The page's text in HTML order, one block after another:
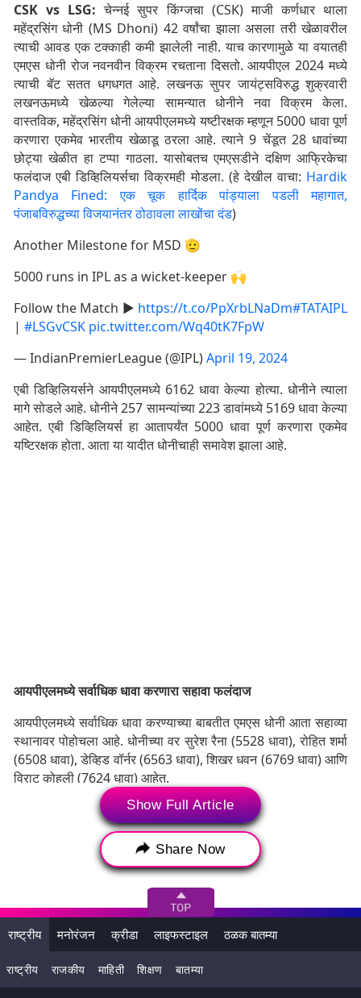
CSK vs LSG: चेन्नई सुपर किंग्जचा (CSK) माजी कर्णधार थाला
महेंद्रसिंग धोनी (MS Dhoni) 42 वर्षांचा झाला असला तरी खेळावरील
त्याची आवड एक टक्काही कमी झालेली नाही. याच कारणामुळे या वयातही
एमएस धोनी रोज नवनवीन विक्रम रचताना दिसतो. आयपीएल 2024 मध्ये
त्याची बॅट सतत धगधगत आहे. लखनऊ सुपर जायंट्सविरुद्ध शुक्रवारी
लखनऊमध्ये खेळल्या गेलेल्या सामन्यात धोनीने नवा विक्रम केला.
वास्तविक, महेंद्रसिंग धोनी आयपीएलमध्ये यष्टीरक्षक म्हणून 5000 धावा पूर्ण
करणारा एकमेव भारतीय खेळाडू ठरला आहे. त्याने 9 चेंडूत 28 धावांच्या
छोट्या खेळीत हा टप्पा गाठला. यासोबतच एमएसडीने दक्षिण आफ्रिकेचा
फलंदाज एबी डिव्हिलियर्सचा विक्रमही मोडला. (हे देखील वाचा: Hardik
Pandya Fined: एक चूक हार्दिक पांड्याला पडली महागात,
पंजाबविरुद्धच्या विजयानंतर ठोठावला लाखोंचा दंड)
Another Milestone for MSD 🫡
5000 runs in IPL as a wicket-keeper 🙌
Follow the Match ▶️ https://t.co/PpXrbLNaDm#TATAIPL
| #LSGvCSK pic.twitter.com/Wq40tK7FpW
— IndianPremierLeague (@IPL)April 19, 2024
एबी डिव्हिलियर्सने आयपीएलमध्ये 6162 धावा केल्या होत्या. धोनीने त्याला
मागे सोडले आहे. धोनीने 257 सामन्यांच्या 223 डावांमध्ये 5169 धावा केल्या
आहेत. एबी डिव्हिलियर्स हा आतापर्यंत 5000 धावा पूर्ण करणारा एकमेव
यष्टिरक्षक होता. आता या यादीत धोनीचाही समावेश झाला आहे.
आयपीएलमध्ये सर्वाधिक धावा करणारा सहावा फलंदाज
आयपीएलमध्ये सर्वाधिक धावा करण्याच्या बाबतीत एमएस धोनी आता सहाव्या
स्थानावर पोहोचला आहे. धोनीच्या वर सुरेश रैना (5528 धावा), रोहित शर्मा
(6508 धावा), डेव्हिड वॉर्नर (6563 धावा), शिखर धवन (6769 धावा) आणि
विराट कोहली (7624 धावा) आहेत.
Chennai Super Kings CSK
Ekana Stadium Indian Premier League 2024
LSG
Lucknow Super Giants vs Chennai Super Kings
Show Full Article
Share Now
राष्ट्रीय मनोरंजन क्रीडा लाइफस्टाइल ठळक बातम्या
राष्ट्रीय राजकीय माहिती शिक्षण बातम्या